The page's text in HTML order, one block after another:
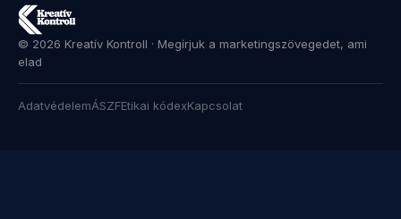
© 2026 Kreatív Kontroll · Megírjuk a marketingszövegedet, ami
elad
AdatvédelemÁSZFEtikai kódexKapcsolat